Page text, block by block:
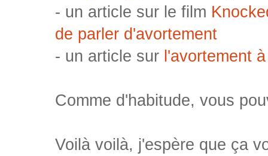
- un article sur le film
de parler d'avortement
- un article sur l'avortement
Comme d'habitude, vous
Voilà voilà, j'espère que ça